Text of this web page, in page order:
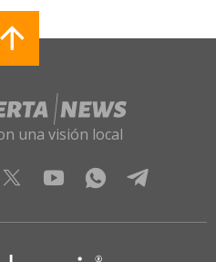
una visión local